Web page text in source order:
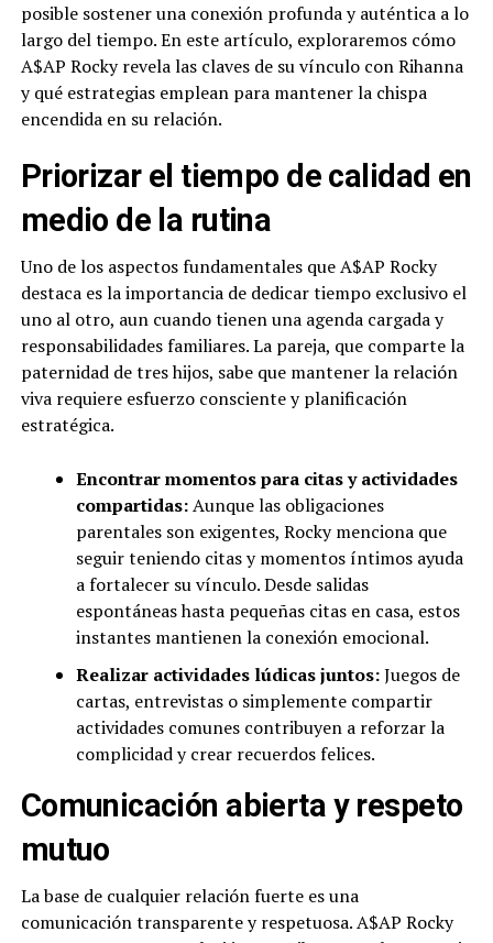
posible sostener una conexión profunda y auténtica a lo
largo del tiempo. En este artículo, exploraremos cómo
A$AP Rocky revela las claves de su vínculo con Rihanna
y qué estrategias emplean para mantener la chispa
encendida en su relación.
Priorizar el tiempo de calidad en
medio de la rutina
Uno de los aspectos fundamentales que A$AP Rocky
destaca es la importancia de dedicar tiempo exclusivo el
uno al otro, aun cuando tienen una agenda cargada y
responsabilidades familiares. La pareja, que comparte la
paternidad de tres hijos, sabe que mantener la relación
viva requiere esfuerzo consciente y planificación
estratégica.
Encontrar momentos para citas y actividades
compartidas:Aunque las obligaciones
parentales son exigentes, Rocky menciona que
seguir teniendo citas y momentos íntimos ayuda
a fortalecer su vínculo. Desde salidas
espontáneas hasta pequeñas citas en casa, estos
instantes mantienen la conexión emocional.
Realizar actividades lúdicas juntos:Juegos de
cartas, entrevistas o simplemente compartir
actividades comunes contribuyen a reforzar la
complicidad y crear recuerdos felices.
Comunicación abierta y respeto
mutuo
La base de cualquier relación fuerte es una
comunicación transparente y respetuosa. A$AP Rocky